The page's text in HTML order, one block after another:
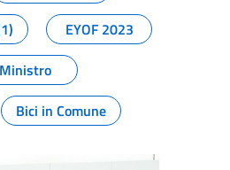
EYOF 2023
Ministro
Bici in Comune